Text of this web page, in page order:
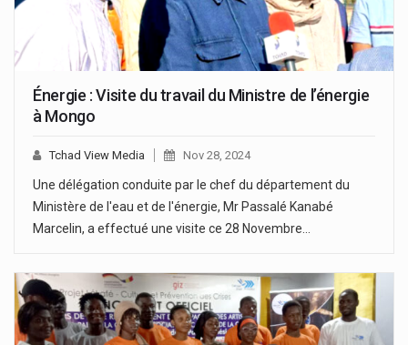
Énergie : Visite du travail du Ministre de l’énergie
à Mongo
Tchad View Media Nov 28, 2024
Une délégation conduite par le chef du département du
Ministère de l'eau et de l'énergie, Mr Passalé Kanabé
Marcelin, a effectué une visite ce 28 Novembre…